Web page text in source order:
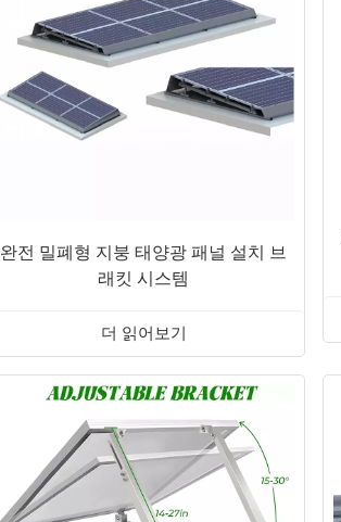
완전 밀폐형 지붕 태양광 패널 설치 브
래킷 시스템
더 읽어보기